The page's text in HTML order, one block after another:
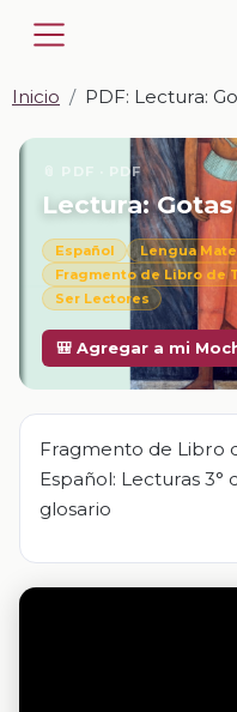
Inicio PDF: Lectura:
📎 PDF · PDF
Lectura: Gotas
Español Lengua
Fragmento de Libro de
Ser Lectores
🎒 Agregar a mi
Fragmento de Libro
Español: Lecturas 3°
glosario